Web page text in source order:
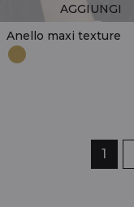
Anello maxi texture
AGGIUNGI
1